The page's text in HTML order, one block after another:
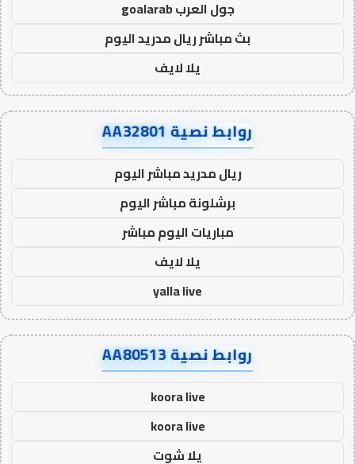
جول العرب goalarab
بث مباشر ريال مدريد اليوم
يلا لايف
روابط نصية AA32801
ريال مدريد مباشر اليوم
برشلونة مباشر اليوم
مباريات اليوم مباشر
يلا لايف
yalla live
روابط نصية AA80513
koora live
koora live
يلا شوت